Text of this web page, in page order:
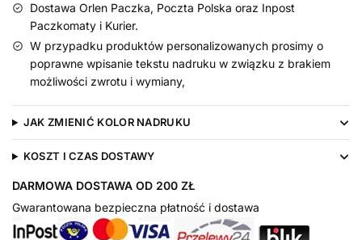
Dostawa Orlen Paczka, Poczta Polska oraz Inpost
Paczkomaty i Kurier.
W przypadku produktów personalizowanych prosimy o
poprawne wpisanie tekstu nadruku w związku z brakiem
możliwości zwrotu i wymiany,
JAK ZMIENIĆ KOLOR NADRUKU
KOSZT I CZAS DOSTAWY
DARMOWA DOSTAWA OD 200 ZŁ
Gwarantowana bezpieczna płatność i dostawa